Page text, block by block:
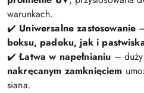
warunkach.
✔️ Uniwersalne zastosowanie
boksu, padoku, jak i
✔️Łatwa w napełnianiu –
nakręcanym zamknięciem
siana.